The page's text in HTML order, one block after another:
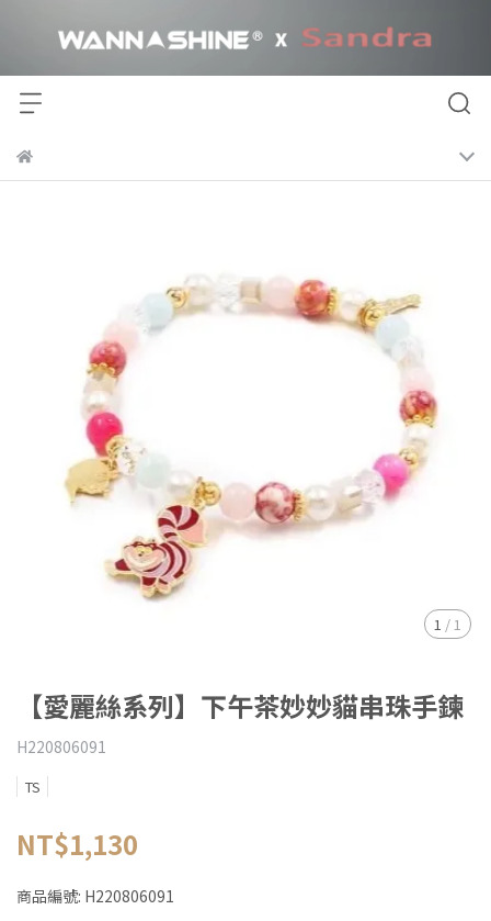
1 / 1
【愛麗絲系列】下午茶妙妙貓串珠手鍊
H220806091
TS
NT$1,130
商品編號: H220806091